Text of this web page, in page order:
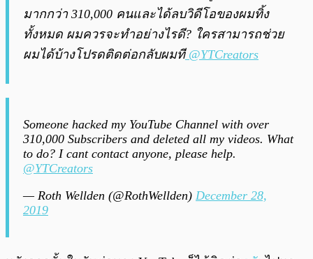
มากกว่า 310,000 คนและได้ลบวิดีโอของผมทิ้ง
ทั้งหมด ผมควรจะทำอย่างไรดี? ใครสามารถช่วย
ผมได้บ้างโปรดติดต่อกลับผมที @YTCreators
Someone hacked my YouTube Channel with over
310,000 Subscribers and deleted all my videos. What
to do? I cant contact anyone, please help.
@YTCreators
— Roth Wellden (@RothWellden) December 28,
2019